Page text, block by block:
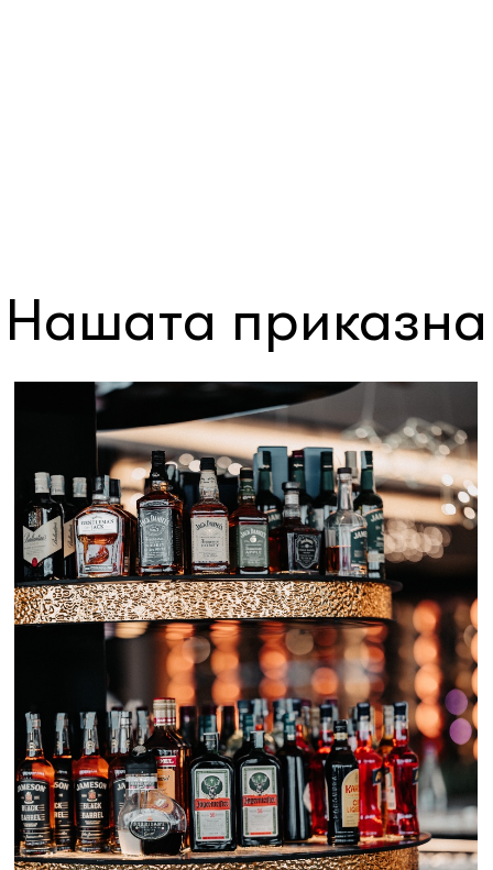
Нашата приказна